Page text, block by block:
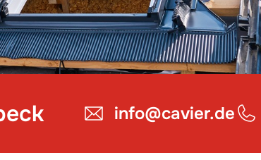
info@cavier.de